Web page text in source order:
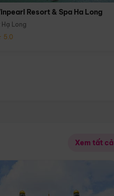
Resort & Spa Ha Long
Hạ Long
5.0
Xem tất cả